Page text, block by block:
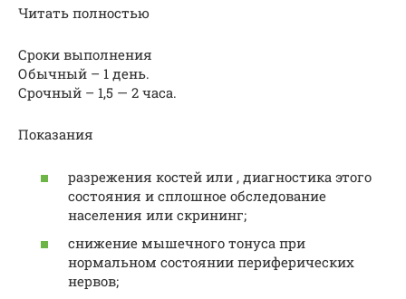
Читать полностью
Сроки выполнения
Обычный – 1 день.
Срочный – 1,5 — 2 часа.
Показания
разрежения костей или , диагностика этого
состояния и сплошное обследование
населения или скрининг;
снижение мышечного тонуса при
нормальном состоянии периферических
нервов;